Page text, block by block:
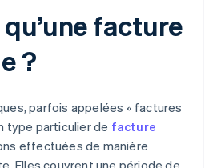
qu’une facture
?
parfois appelées « factures
type particulier de facture
effectuées de manière